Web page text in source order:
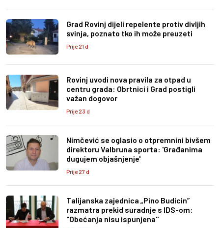
Grad Rovinj dijeli repelente protiv divljih
svinja, poznato tko ih može preuzeti
Prije 21 d
Rovinj uvodi nova pravila za otpad u
centru grada: Obrtnici i Grad postigli
važan dogovor
Prije 23 d
Nimčević se oglasio o otpremnini bivšem
direktoru Valbruna sporta: 'Građanima
dugujem objašnjenje'
Prije 27 d
Talijanska zajednica „Pino Budicin”
razmatra prekid suradnje s IDS-om:
"Obećanja nisu ispunjena"